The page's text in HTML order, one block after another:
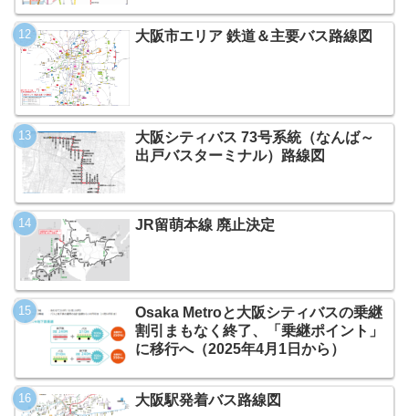
大阪市エリア 鉄道＆主要バス路線図
大阪シティバス 73号系統（なんば～
出戸バスターミナル）路線図
JR留萌本線 廃止決定
Osaka Metroと大阪シティバスの乗継
割引まもなく終了、「乗継ポイント」
に移行へ（2025年4月1日から）
大阪駅発着バス路線図